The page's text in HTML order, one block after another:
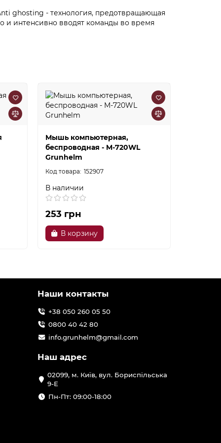
ghosting - технология, предотвращающая
и интенсивно вводят команды во время
Мышь компьютерная,
беспроводная - M-720WL
Grunhelm
152907
В наличии
253 грн
В корзину
Наши контакты
+38 050 260 05 50
0800 40 42 80
info.grunhelm@gmail.com
Наш адрес
02099, м. Київ, вул. Бориспільська
9-Е
Пн-Пт: 09:00-18:00